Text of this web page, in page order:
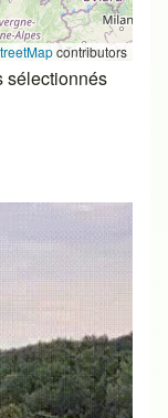
contributors
sélectionnés